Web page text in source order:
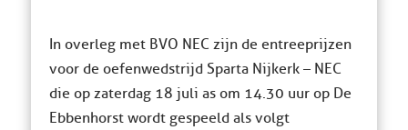
In overleg met BVO NEC zijn de entreeprijzen
voor de oefenwedstrijd Sparta Nijkerk – NEC
die op zaterdag 18 juli as om 14.30 uur op De
Ebbenhorst wordt gespeeld als volgt